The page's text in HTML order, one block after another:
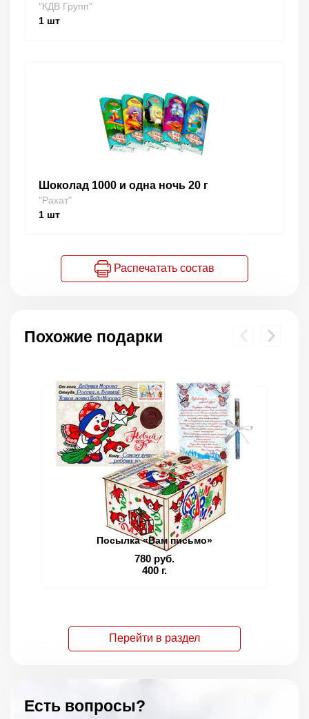
"КДВ Групп"
1 шт
Шоколад 1000 и одна ночь 20 г
"Рахат"
1 шт
Распечатать состав
Похожие подарки
Посылка «Вам письмо»
780 руб.
400 г.
Перейти в раздел
Есть вопросы?